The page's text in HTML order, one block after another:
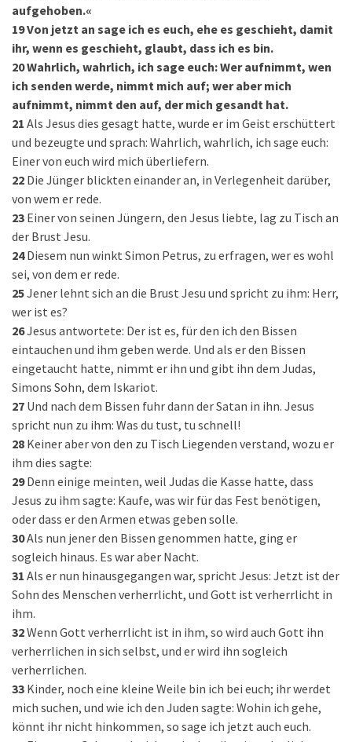
aufgehoben.«
19Von jetzt an sage ich es euch, ehe es geschieht, damit
ihr, wenn es geschieht, glaubt, dass ich es bin.
20Wahrlich, wahrlich, ich sage euch: Wer aufnimmt, wen
ich senden werde, nimmt mich auf; wer aber mich
aufnimmt, nimmt den auf, der mich gesandt hat.
21 Als Jesus dies gesagt hatte, wurde er im Geist erschüttert
und bezeugte und sprach: Wahrlich, wahrlich, ich sage euch:
Einer von euch wird mich überliefern.
22 Die Jünger blickten einander an, in Verlegenheit darüber,
von wem er rede.
23 Einer von seinen Jüngern, den Jesus liebte, lag zu Tisch an
der Brust Jesu.
24 Diesem nun winkt Simon Petrus, zu erfragen, wer es wohl
sei, von dem er rede.
25Jener lehnt sich an die Brust Jesu und spricht zu ihm: Herr,
wer ist es?
26Jesus antwortete: Der ist es, für den ich den Bissen
eintauchen und ihm geben werde. Und als er den Bissen
eingetaucht hatte, nimmt er ihn und gibt ihn dem Judas,
Simons Sohn, dem Iskariot.
27 Und nach dem Bissen fuhr dann der Satan in ihn. Jesus
spricht nun zu ihm: Was du tust, tu schnell!
28 Keiner aber von den zu Tisch Liegenden verstand, wozu er
ihm dies sagte:
29 Denn einige meinten, weil Judas die Kasse hatte, dass
Jesus zu ihm sagte: Kaufe, was wir für das Fest benötigen,
oder dass er den Armen etwas geben solle.
30Als nun jener den Bissen genommen hatte, ging er
sogleich hinaus. Es war aber Nacht.
31 Als er nun hinausgegangen war, spricht Jesus: Jetzt ist der
Sohn des Menschen verherrlicht, und Gott ist verherrlicht in
ihm.
32Wenn Gott verherrlicht ist in ihm, so wird auch Gott ihn
verherrlichen in sich selbst, und er wird ihn sogleich
verherrlichen.
33 Kinder, noch eine kleine Weile bin ich bei euch; ihr werdet
mich suchen, und wie ich den Juden sagte: Wohin ich gehe,
könnt ihr nicht hinkommen, so sage ich jetzt auch euch.